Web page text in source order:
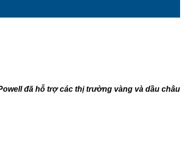
đã hỗ trợ các thị trường vàng và dầu châu